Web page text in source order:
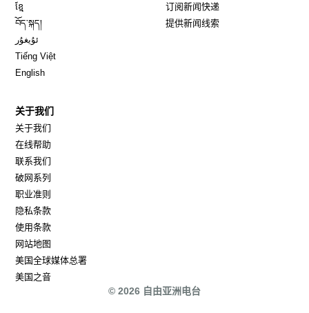
ខ្មែ
བོད་སྐད།
ئۇيغۇر
Tiếng Việt
English
订阅新闻快递
提供新闻线索
关于我们
关于我们
在线帮助
联系我们
破网系列
职业准则
隐私条款
使用条款
网站地图
美国全球媒体总署
美国之音
© 2026 自由亚洲电台